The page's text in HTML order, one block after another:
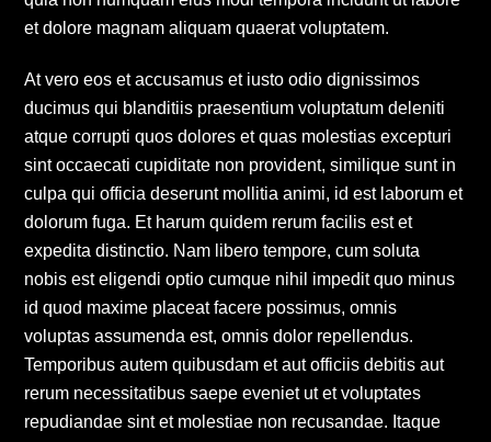
et dolore magnam aliquam quaerat voluptatem.
At vero eos et accusamus et iusto odio dignissimos
ducimus qui blanditiis praesentium voluptatum deleniti
atque corrupti quos dolores et quas molestias excepturi
sint occaecati cupiditate non provident, similique sunt in
culpa qui officia deserunt mollitia animi, id est laborum et
dolorum fuga. Et harum quidem rerum facilis est et
expedita distinctio. Nam libero tempore, cum soluta
nobis est eligendi optio cumque nihil impedit quo minus
id quod maxime placeat facere possimus, omnis
voluptas assumenda est, omnis dolor repellendus.
Temporibus autem quibusdam et aut officiis debitis aut
rerum necessitatibus saepe eveniet ut et voluptates
repudiandae sint et molestiae non recusandae. Itaque